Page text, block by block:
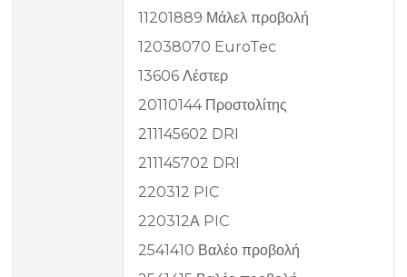
11201889 Μάλελ προβολή
12038070 EuroTec
13606 Λέστερ
20110144 Προστολίτης
211145602 DRI
211145702 DRI
220312 PIC
220312Α PIC
2541410 Βαλέο προβολή